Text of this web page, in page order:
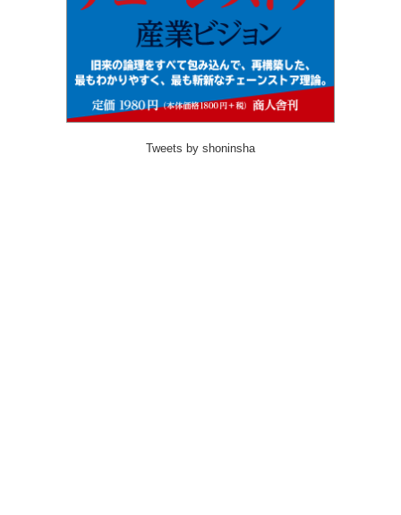
Tweets by shoninsha